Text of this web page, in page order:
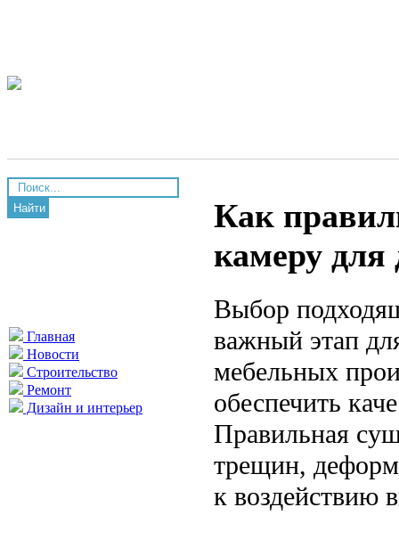
Найти
Главная
Новости
Строительство
Ремонт
Дизайн и интерьер
Как
камеру для
Выбор
важный этап
мебельных
обеспечить
Правильная
трещин,
к воздействию